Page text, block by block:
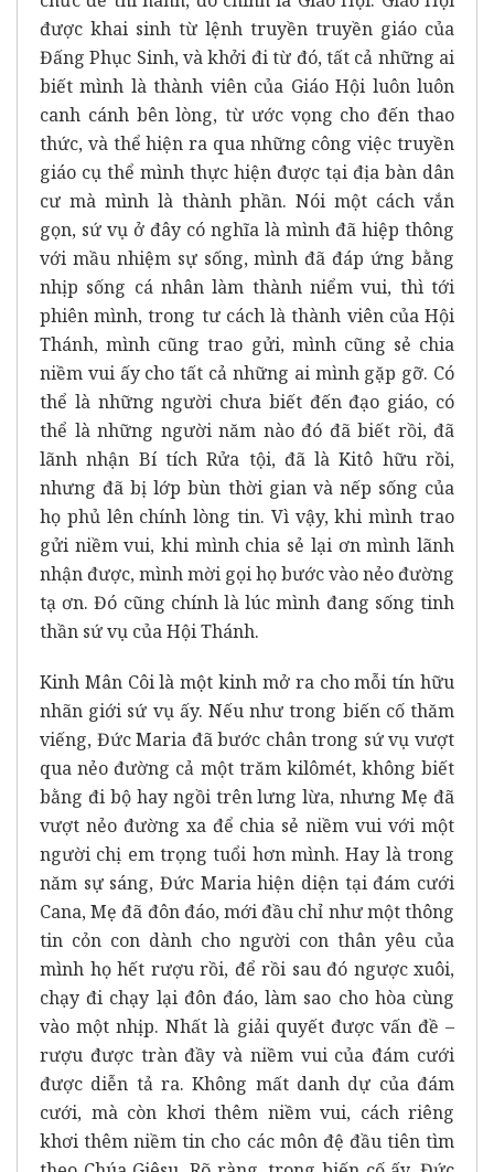
được khai sinh từ lệnh truyền truyền giáo của
Đấng Phục Sinh, và khởi đi từ đó, tất cả những ai
biết mình là thành viên của Giáo Hội luôn luôn
canh cánh bên lòng, từ ước vọng cho đến thao
thức, và thể hiện ra qua những công việc truyền
giáo cụ thể mình thực hiện được tại địa bàn dân
cư mà mình là thành phần. Nói một cách vắn
gọn, sứ vụ ở đây có nghĩa là mình đã hiệp thông
với mầu nhiệm sự sống, mình đã đáp ứng bằng
nhịp sống cá nhân làm thành niểm vui, thì tới
phiên mình, trong tư cách là thành viên của Hội
Thánh, mình cũng trao gửi, mình cũng sẻ chia
niềm vui ấy cho tất cả những ai mình gặp gỡ. Có
thể là những người chưa biết đến đạo giáo, có
thể là những người năm nào đó đã biết rồi, đã
lãnh nhận Bí tích Rửa tội, đã là Kitô hữu rồi,
nhưng đã bị lớp bùn thời gian và nếp sống của
họ phủ lên chính lòng tin. Vì vậy, khi mình trao
gửi niềm vui, khi mình chia sẻ lại ơn mình lãnh
nhận được, mình mời gọi họ bước vào nẻo đường
tạ ơn. Đó cũng chính là lúc mình đang sống tinh
thần sứ vụ của Hội Thánh.
Kinh Mân Côi là một kinh mở ra cho mỗi tín hữu
nhãn giới sứ vụ ấy. Nếu như trong biến cố thăm
viếng, Đức Maria đã bước chân trong sứ vụ vượt
qua nẻo đường cả một trăm kilômét, không biết
bằng đi bộ hay ngồi trên lưng lừa, nhưng Mẹ đã
vượt nẻo đường xa để chia sẻ niềm vui với một
người chị em trọng tuổi hơn mình. Hay là trong
năm sự sáng, Đức Maria hiện diện tại đám cưới
Cana, Mẹ đã đôn đáo, mới đầu chỉ như một thông
tin cỏn con dành cho người con thân yêu của
mình họ hết rượu rồi, để rồi sau đó ngược xuôi,
chạy đi chạy lại đôn đáo, làm sao cho hòa cùng
vào một nhịp. Nhất là giải quyết được vấn đề –
rượu được tràn đầy và niềm vui của đám cưới
được diễn tả ra. Không mất danh dự của đám
cưới, mà còn khơi thêm niềm vui, cách riêng
khơi thêm niềm tin cho các môn đệ đầu tiên tìm